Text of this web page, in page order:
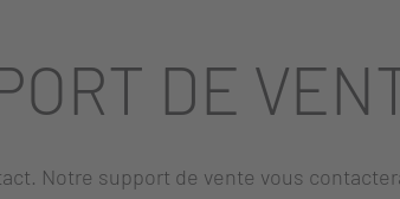
DE
Notre support de vente vous